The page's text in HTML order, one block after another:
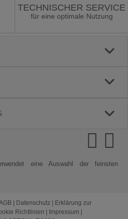
TECHNISCHER SERVICE
für eine optimale Nutzung
eine Auswahl der feinsten
Datenschutz
Erklärung zur
Richtlinien Impressum